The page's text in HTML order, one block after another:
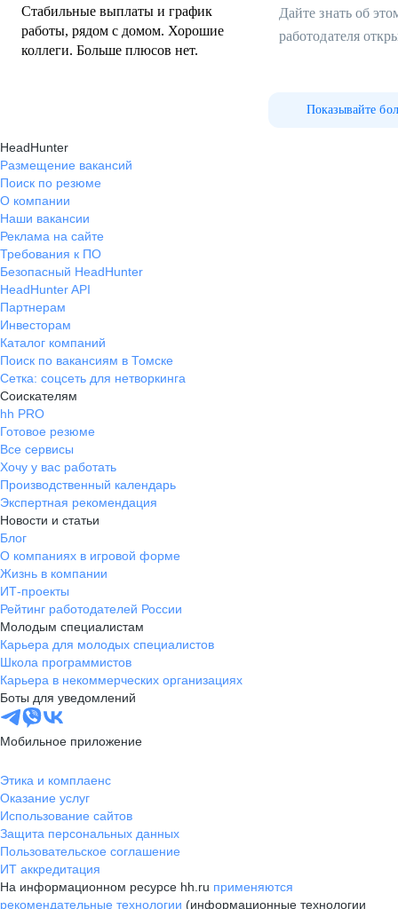
Стабильные выплаты и график
работы, рядом с домом. Хорошие
коллеги. Больше плюсов нет.
Дайте знать об
работодателя
Показывайте
HeadHunter
Размещение вакансий
Поиск по резюме
О компании
Наши вакансии
Реклама на сайте
Требования к ПО
Безопасный HeadHunter
HeadHunter API
Партнерам
Инвесторам
Каталог компаний
Поиск по вакансиям в Томске
Сетка: соцсеть для нетворкинга
Соискателям
hh PRO
Готовое резюме
Все сервисы
Хочу у вас работать
Производственный календарь
Экспертная рекомендация
Новости и статьи
Блог
О компаниях в игровой форме
Жизнь в компании
ИТ-проекты
Рейтинг работодателей России
Молодым специалистам
Карьера для молодых специалистов
Школа программистов
Карьера в некоммерческих организациях
Боты для уведомлений
Мобильное приложение
Этика и комплаенс
Оказание услуг
Использование сайтов
Защита персональных данных
Пользовательское соглашение
ИТ аккредитация
На информационном ресурсе hh.ru применяются
рекомендательные технологии (информационные технологии